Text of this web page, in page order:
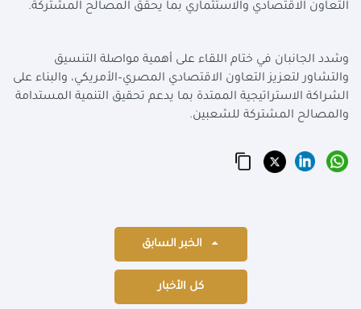
التعاون الاقتصادي والاستثماري بما يحقق المصالح المشتركة.
وشدد الجانبان في ختام اللقاء على أهمية مواصلة التنسيق
والتشاور لتعزيز التعاون الاقتصادي المصري–الأمريكي، والبناء على
الشراكة الاستراتيجية الممتدة بما يدعم تحقيق التنمية المستدامة
والمصالح المشتركة للشعبين.
الخبر السابق
كل الأخبار